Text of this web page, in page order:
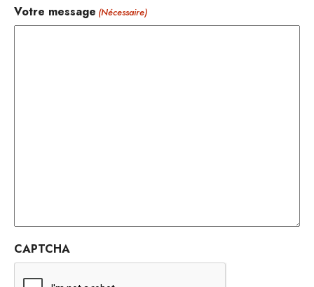
Votre message (Nécessaire)
CAPTCHA